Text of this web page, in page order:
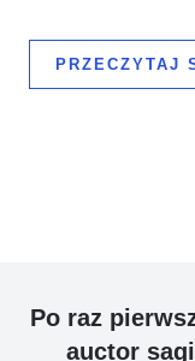
PRZECZYTAJ
Po raz
auctor